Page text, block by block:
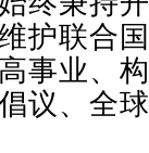
护联合
事业、
议、全